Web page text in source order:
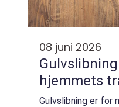
08 juni 2026
hjemmets
Gulvslibning er for